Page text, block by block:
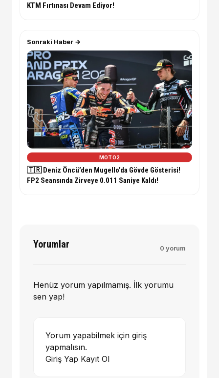
KTM Fırtınası Devam Ediyor!
Sonraki Haber →
MOTO2
🇹🇷 Deniz Öncü’den Mugello’da Gövde Gösterisi!
FP2 Seansında Zirveye 0.011 Saniye Kaldı!
Yorumlar 0 yorum
Henüz yorum yapılmamış. İlk yorumu
sen yap!
Yorum yapabilmek için giriş
yapmalısın.
Giriş Yap Kayıt Ol